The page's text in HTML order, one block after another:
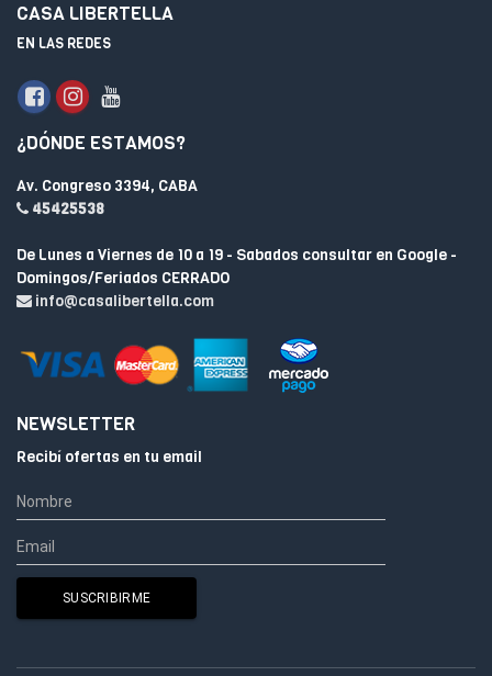
CASA LIBERTELLA
EN LAS REDES
¿DÓNDE ESTAMOS?
Av. Congreso 3394, CABA
45425538
De Lunes a Viernes de 10 a 19 - Sabados consultar en Google -
Domingos/Feriados CERRADO
info@casalibertella.com
NEWSLETTER
Recibí ofertas en tu email